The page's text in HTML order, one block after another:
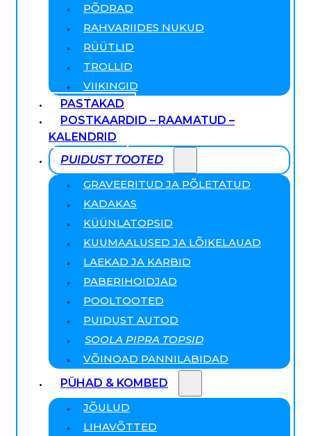
PÕDRAD
RAHVARIIDES NUKUD
RÜÜTLID
TROLLID
VIIKINGID
PASTAKAD
POSTKAARDID – RAAMATUD –
KALENDRID
PUIDUST TOOTED
GRAVEERITUD JA PÕLETATUD
KADAKAS
KÜÜNLATOPSID
KUUMAALUSED JA LÕIKELAUAD
LAEKAD JA KARBID
PABERIHOIDJAD
POOLTOOTED
PUIDUST AUTOD
SOOLA PIPRA TOPSID
VÕINOAD PANNILABIDAD
PÜHAD & KOMBED
JÕULUD
LIHAVÕTTED